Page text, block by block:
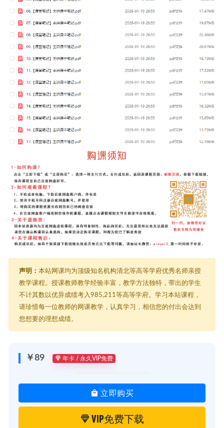
声明： 本站网课均为顶级知名机构清北等高等学府优秀名师亲授
教学课程。授课教师教学经验丰富，教学方法独特，带出的学生
不计其数以优异成绩考入985,211等高等学府。学习本站课程，
请珍惜每一位教师的网课教学，认真学习，相信您的付出会达到
您想要的理想成绩。
￥89 年卡 / 永久VIP免费
立即购买
VIP免费下载